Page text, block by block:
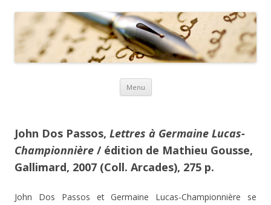
Menu Aller au contenu principal
John Dos Passos, Lettres à Germaine Lucas-
Championnière / édition de Mathieu Gousse,
Gallimard, 2007 (Coll. Arcades), 275 p.
John Dos Passos et Germaine Lucas-Championnière se